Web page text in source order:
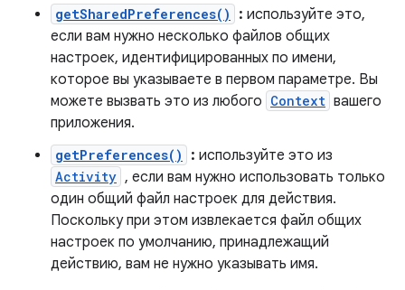
getSharedPreferences() : используйте это,
если вам нужно несколько файлов общих
настроек, идентифицированных по имени,
которое вы указываете в первом параметре. Вы
можете вызвать это из любого Context вашего
приложения.
getPreferences() : используйте это из
Activity , если вам нужно использовать только
один общий файл настроек для действия.
Поскольку при этом извлекается файл общих
настроек по умолчанию, принадлежащий
действию, вам не нужно указывать имя.